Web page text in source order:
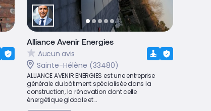
Alliance Avenir Energies
Aucun avis
Sainte-Hélène (33480)
ALLIANCE AVENIR ENERGIES est une entreprise
générale du bâtiment spécialisée dans la
construction, la rénovation dont celle
énergétique globale et...